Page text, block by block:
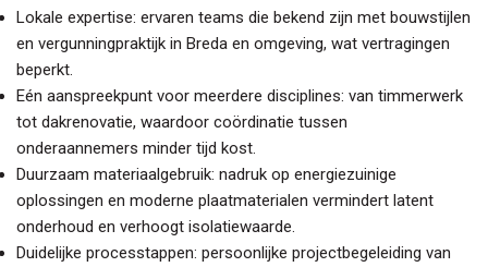
Lokale expertise: ervaren teams die bekend zijn met bouwstijlen
en vergunningpraktijk in Breda en omgeving, wat vertragingen
beperkt.
Eén aanspreekpunt voor meerdere disciplines: van timmerwerk
tot dakrenovatie, waardoor coördinatie tussen
onderaannemers minder tijd kost.
Duurzaam materiaalgebruik: nadruk op energiezuinige
oplossingen en moderne plaatmaterialen vermindert latent
onderhoud en verhoogt isolatiewaarde.
Duidelijke processtappen: persoonlijke projectbegeleiding van